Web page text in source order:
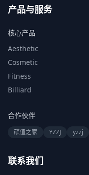
产品与服务
核心产品
Aesthetic
Cosmetic
Fitness
Billiard
合作伙伴
颜值之家 YZZJ yzzj
联系我们